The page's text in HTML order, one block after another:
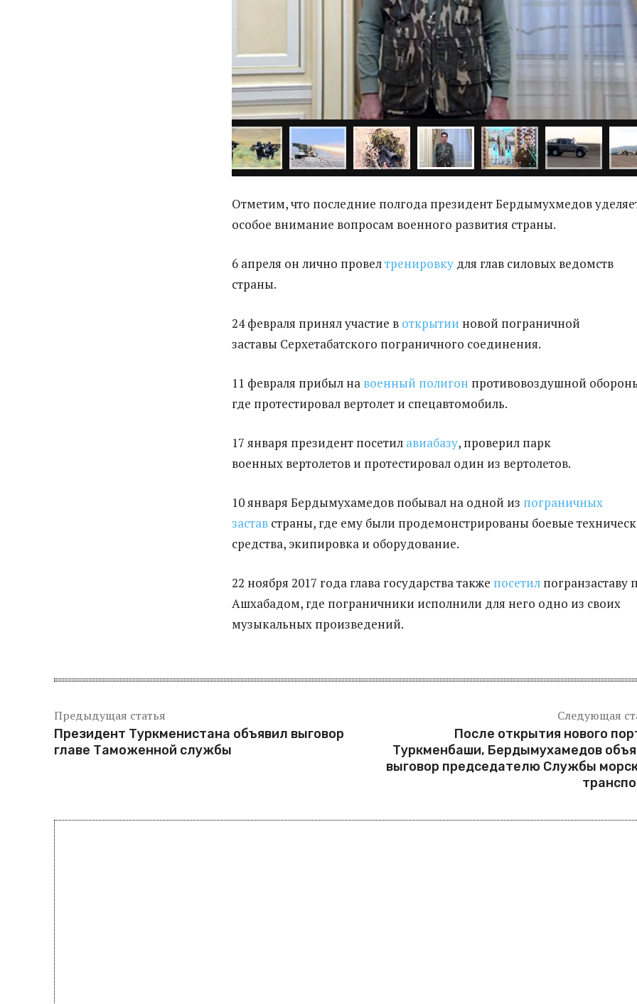
Отметим, что последние полгода президент Бердымухмедов
особое внимание вопросам военного развития страны.
6 апреля он лично провелтренировку для глав силовых ведомств
страны.
24 февраля принял участие в открытии новой пограничной
заставы Серхетабатского пограничного соединения.
11 февраля прибыл на военный полигон противовоздушной
где протестировал вертолет и спецавтомобиль.
17 января президент посетил авиабазу, проверил парк
военных вертолетов и протестировал один из вертолетов.
10 января Бердымухамедов побывал на одной из пограничных
застав страны, где ему были продемонстрированы боевые
средства, экипировка и оборудование.
22 ноября 2017 года глава государства также посетил погранзаставу
Ашхабадом, где пограничники исполнили для него одно из своих
музыкальных произведений.
Предыдущая статья
Президент Туркменистана объявил выговор
главе Таможенной службы
Следующая
После открытия нового
Туркменбаши, Бердымухамедов
выговор председателю Службы